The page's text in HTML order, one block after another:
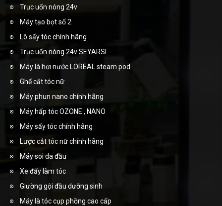
Trục uốn nóng 24v
Máy tạo bọt số 2
Lô sấy tóc chính hãng
Trục uốn nóng 24v SEYARSI
Máy là hơi nước LOREAL steam pod
Ghế cắt tóc nữ
Máy phun nano chính hãng
Máy hấp tóc OZONE , NANO
Máy sấy tóc chính hãng
Lược cắt tóc nữ chính hãng
Máy soi da đầu
Xe đẩy làm tóc
Giường gội đầu dưỡng sinh
Máy là tóc cụp phồng cao cấp